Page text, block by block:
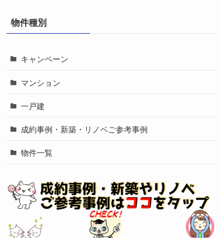
物件種別
キャンペーン
マンション
一戸建
成約事例・新築・リノベご参考事例
物件一覧